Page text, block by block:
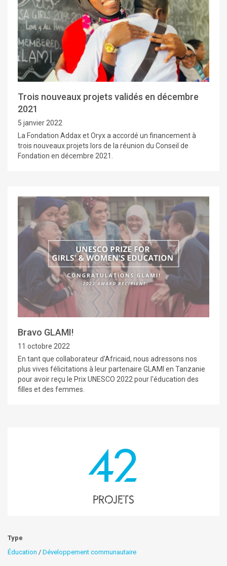
Trois nouveaux projets validés en décembre
2021
5 janvier 2022
La Fondation Addax et Oryx a accordé un financement à
trois nouveaux projets lors de la réunion du Conseil de
Fondation en décembre 2021.
Bravo GLAMI!
11 octobre 2022
En tant que collaborateur d'Africaid, nous adressons nos
plus vives félicitations à leur partenaire GLAMI en Tanzanie
pour avoir reçu le Prix UNESCO 2022 pour l'éducation des
filles et des femmes.
42
projets
Type
Éducation / Développement communautaire